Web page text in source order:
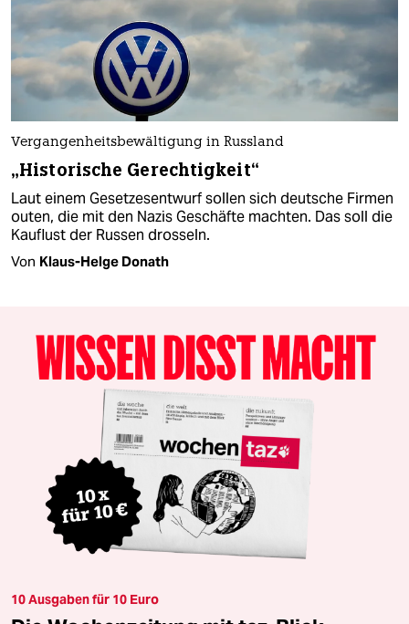
Vergangenheitsbewältigung in Russland
„Historische Gerechtigkeit“
Laut einem Gesetzesentwurf sollen sich deutsche Firmen
outen, die mit den Nazis Geschäfte machten. Das soll die
Kauflust der Russen drosseln.
Von Klaus-Helge Donath
10 Ausgaben für 10 Euro